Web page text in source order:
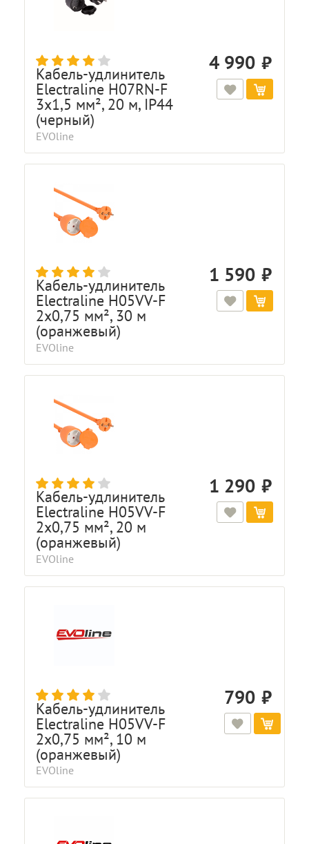
Кабель-удлинитель
Electraline H07RN-F
3x1,5 мм², 20 м, IP44
(черный)
EVOline
4 990
Кабель-удлинитель
Electraline H05VV-F
2x0,75 мм², 30 м
(оранжевый)
EVOline
1 590
Кабель-удлинитель
Electraline H05VV-F
2x0,75 мм², 20 м
(оранжевый)
EVOline
1 290
Кабель-удлинитель
Electraline H05VV-F
2x0,75 мм², 10 м
(оранжевый)
EVOline
790